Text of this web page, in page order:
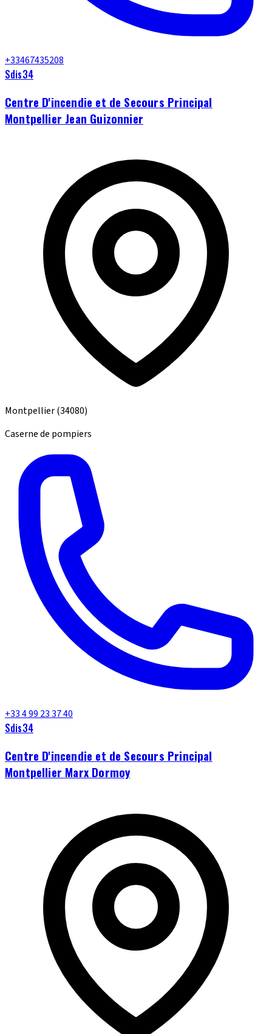
+33467435208
Sdis34
Centre D'incendie et de Secours Principal
Montpellier Jean Guizonnier
Montpellier(34080)
Caserne de pompiers
+33 4 99 23 37 40
Sdis34
Centre D'incendie et de Secours Principal
Montpellier Marx Dormoy